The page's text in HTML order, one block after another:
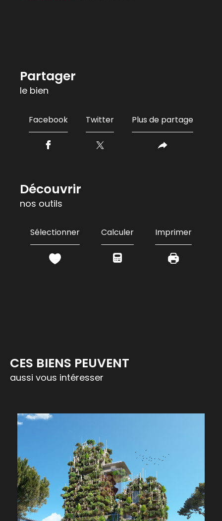
partager
le bien
Facebook Twitter Plus de partage
découvrir
nos outils
Sélectionner Calculer Imprimer
CES BIENS PEUVENT
aussi vous intéresser